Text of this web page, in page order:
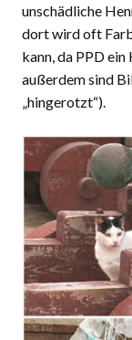
unschädliche
dort wird oft
kann, da PPD
außerdem sind
„hingerotzt“).